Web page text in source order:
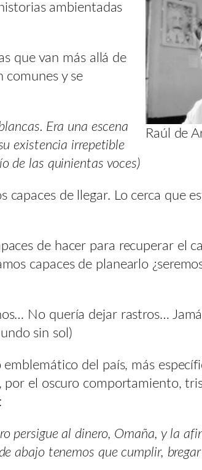
Raúl de
ambientadas
que van más allá de
comunes y se
Era una escena
existencia irrepetible
de las quinientas voces)
de llegar. Lo cerca que
de hacer para recuperar el
capaces de planearlo
No quería dejar rastros…
sin sol)
del país, más
por el oscuro comportamiento,
persigue al dinero, Omaña, y la
abajo tenemos que cumplir,